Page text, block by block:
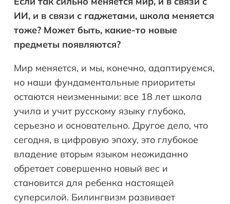
ИИ, и в связи с гаджетами, школа меняется
тоже? Может быть, какие-то новые
предметы появляются?
Мир меняется, и мы, конечно, адаптируемся,
но наши фундаментальные приоритеты
остаются неизменными: все 18 лет школа
учила и учит русскому языку глубоко,
серьезно и основательно. Другое дело, что
сегодня, в цифровую эпоху, это глубокое
владение вторым языком неожиданно
обретает совершенно новый вес и
становится для ребенка настоящей
суперсилой. Билингвизм развивает